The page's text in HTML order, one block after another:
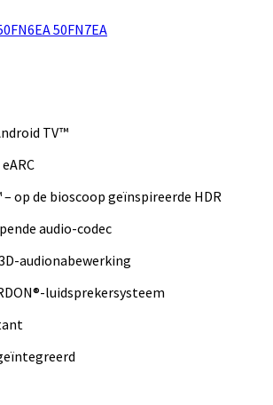
50FN7EA
TV™
op de bioscoop geïnspireerde HDR
audio-codec
audionabewerking
luidsprekersysteem